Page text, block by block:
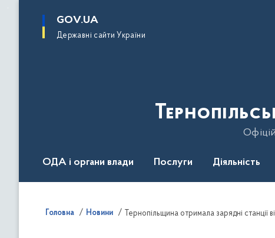
основного
GOV.UA
Державні сайти України
ОДА і органи влади Послуги Діяльність
Головна Новини Тернопільщина отримала зарядні